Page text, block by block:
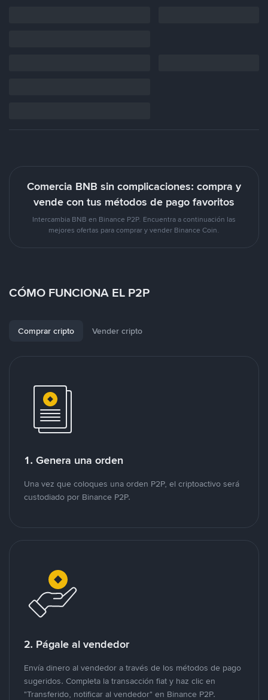
Comercia BNB sin complicaciones: compra y
vende con tus métodos de pago favoritos
Intercambia BNB en Binance P2P. Encuentra a continuación las
mejores ofertas para comprar y vender Binance Coin.
CÓMO FUNCIONA EL P2P
Comprar cripto Vender cripto
1. Genera una orden
Una vez que coloques una orden P2P, el criptoactivo será
custodiado por Binance P2P.
2. Págale al vendedor
Envía dinero al vendedor a través de los métodos de pago
sugeridos. Completa la transacción fiat y haz clic en
"Transferido, notificar al vendedor" en Binance P2P.